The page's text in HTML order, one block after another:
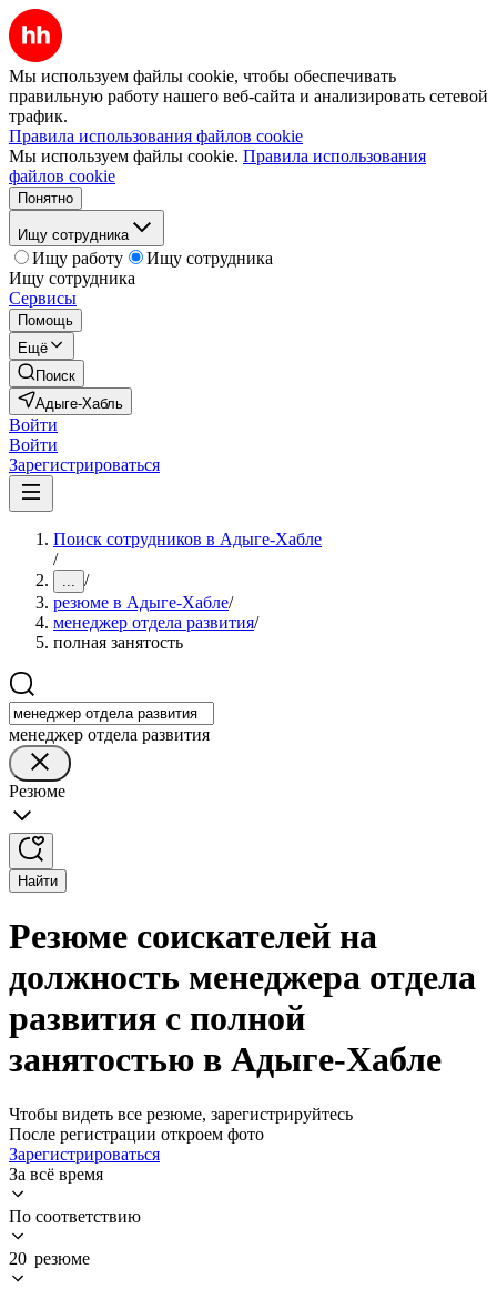
Мы используем файлы cookie, чтобы обеспечивать
правильную работу нашего веб-сайта и анализировать сетевой
трафик.
Правила использования файлов cookie
Мы используем файлы cookie. Правила использования
файлов cookie
Понятно
Ищу сотрудника
Ищу работу
Ищу сотрудника
Ищу сотрудника
Сервисы
Помощь
Ещё
Поиск
Адыге-Хабль
Войти
Войти
Зарегистрироваться
Поиск сотрудников в Адыге-Хабле
/
... /
резюме в Адыге-Хабле/
менеджер отдела развития/
полная занятость
менеджер отдела развития
Резюме
Найти
Резюме соискателей на
должность менеджера отдела
развития с полной
занятостью в Адыге-Хабле
Чтобы видеть все резюме, зарегистрируйтесь
После регистрации откроем фото
Зарегистрироваться
За всё время
По соответствию
20 резюме